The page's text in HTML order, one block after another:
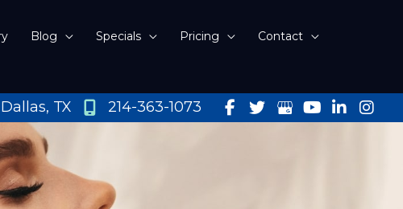
Blog Specials Pricing
Contact
Dallas, TX 214-363-1073